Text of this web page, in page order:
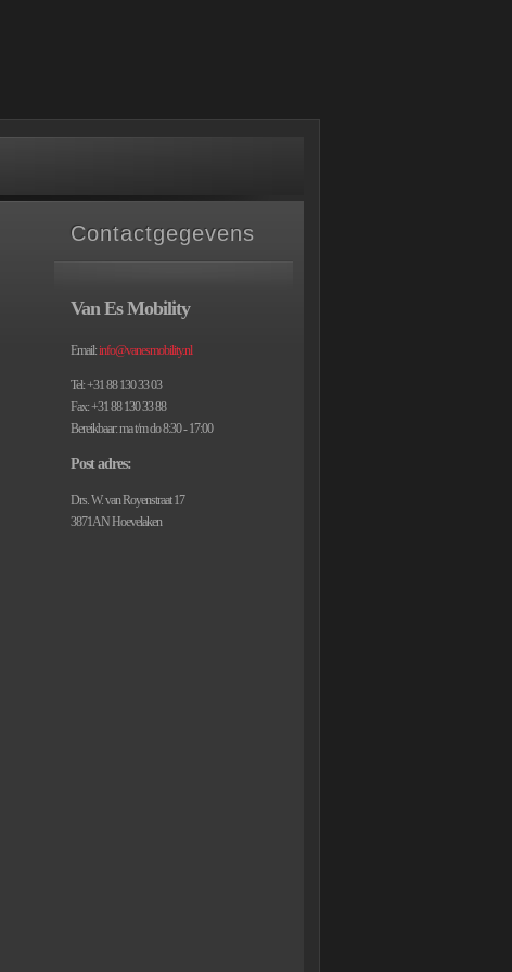
Contactgegevens
Van Es Mobility
Email:info@vanesmobility.nl
Tel: +31 88 130 33 03
Fax: +31 88 130 33 88
Bereikbaar: ma t/m do 8:30 - 17:00
Post adres:
Drs. W. van Royenstraat 17
3871AN Hoevelaken